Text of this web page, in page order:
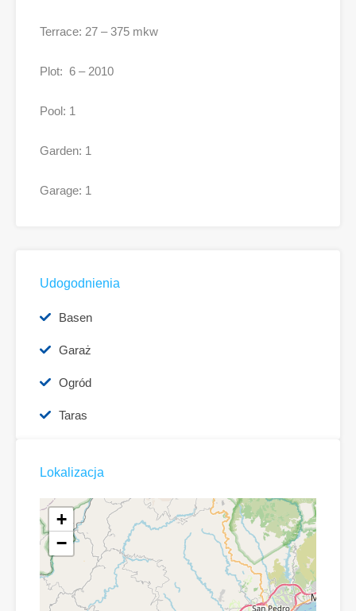
Terrace: 27 – 375 mkw
Plot: 6 – 2010
Pool: 1
Garden: 1
Garage: 1
Udogodnienia
Basen
Garaż
Ogród
Taras
Lokalizacja
+
−